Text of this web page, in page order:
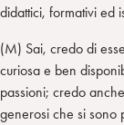
didattici, formativi ed
(M) Sai, credo di
curiosa e ben
passioni; credo
generosi che si sono